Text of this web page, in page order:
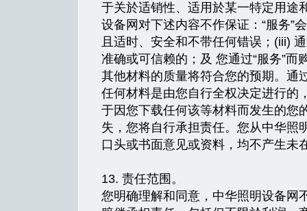
于关於适销性、适用於某一特定用途
设备网对下述内容不作保证：“服务”
且适时、安全和不带任何错误；(iii)
准确或可信赖的；及 您通过“服务”
其他材料的质量将符合您的预期。通
任何材料是由您自行全权决定进行的
于因您下载任何该等材料而发生的您
失，您将自行承担责任。您从中华照
口头或书面意见或资料，均不产生未
13. 责任范围。
您明确理解和同意，中华照明设备网